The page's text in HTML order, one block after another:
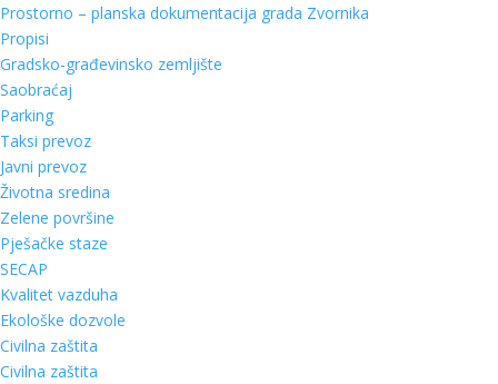
Prostorno – planska dokumentacija grada Zvornika
Propisi
Gradsko-građevinsko zemljište
Saobraćaj
Parking
Taksi prevoz
Javni prevoz
Životna sredina
Zelene površine
Pješačke staze
SECAP
Kvalitet vazduha
Ekološke dozvole
Civilna zaštita
Civilna zaštita